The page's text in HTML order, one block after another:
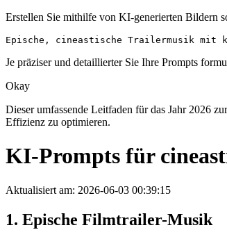
Erstellen Sie mithilfe von KI-generierten Bildern
Epische, cineastische Trailermusik mit
Je präziser und detaillierter Sie Ihre Prompts
Okay
Dieser umfassende Leitfaden für das Jahr 2026
Effizienz zu optimieren.
KI-Prompts für
Aktualisiert am: 2026-06-03 00:39:15
1. Epische Filmtrailer-Musik